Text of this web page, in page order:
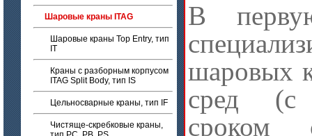
Шаровые краны ITAG
Шаровые краны Top Entry, тип
IT
Краны с разборным корпусом
ITAG Split Body, тип IS
Цельносварные краны, тип IF
Чистяще-скребковые краны,
В
шаровых
сред (с
сроком